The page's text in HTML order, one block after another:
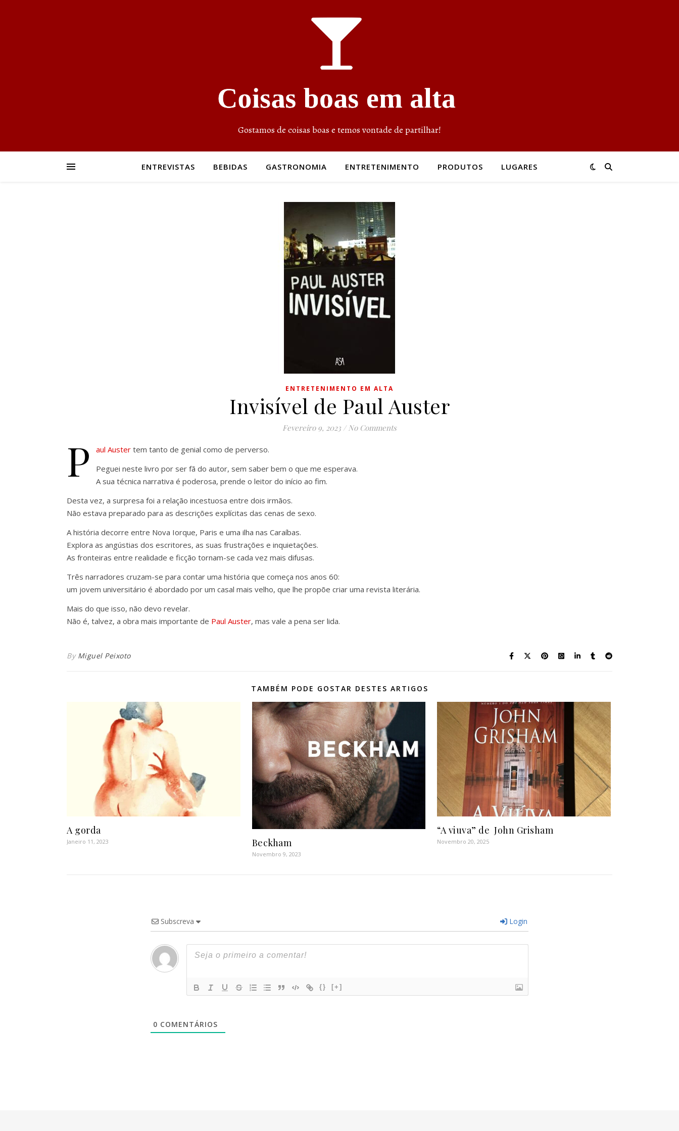
Gostamos de coisas boas e temos vontade de partilhar!
ENTREVISTAS BEBIDAS GASTRONOMIA ENTRETENIMENTO PRODUTOS LUGARES
ENTRETENIMENTO EM ALTA
Invisível de Paul Auster
Fevereiro 9, 2023 / No Comments
P aul Auster tem tanto de genial como de perverso.
Peguei neste livro por ser fã do autor, sem saber bem o que me esperava.
A sua técnica narrativa é poderosa, prende o leitor do início ao fim.
Desta vez, a surpresa foi a relação incestuosa entre dois irmãos.
Não estava preparado para as descrições explícitas das cenas de sexo.
A história decorre entre Nova Iorque, Paris e uma ilha nas Caraíbas.
Explora as angústias dos escritores, as suas frustrações e inquietações.
As fronteiras entre realidade e ficção tornam-se cada vez mais difusas.
Três narradores cruzam-se para contar uma história que começa nos anos 60:
um jovem universitário é abordado por um casal mais velho, que lhe propõe criar uma revista literária.
Mais do que isso, não devo revelar.
Não é, talvez, a obra mais importante de Paul Auster, mas vale a pena ser lida.
By Miguel Peixoto
TAMBÉM PODE GOSTAR DESTES ARTIGOS
A gorda
Janeiro 11, 2023 Beckham
Novembro 9, 2023
“A viuva” de John Grisham
Novembro 20, 2025
Subscreva Login
{} [+]
0 COMENTÁRIOS